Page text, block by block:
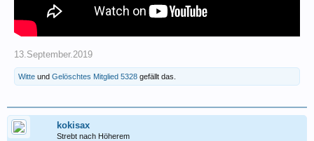
13.September.2019
Witte und Gelöschtes Mitglied 5328 gefällt das.
kokisax
Strebt nach Höherem